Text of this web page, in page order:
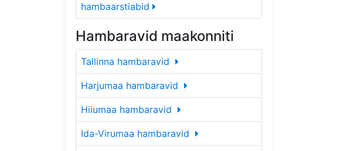
hambaarstiabid
Hambaravid maakonniti
Tallinna hambaravid
Harjumaa hambaravid
Hiiumaa hambaravid
Ida-Virumaa hambaravid